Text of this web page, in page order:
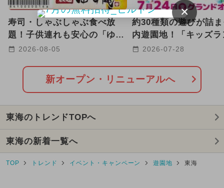
きかんしゃトーマス
2024年10月のイベント
2026年11月のイベント
2024年11月のイベント
2025年1月のイベント
2025年3月のイベント
2025年4月のイベント
寿司・しゃぶしゃぶ食べ放
題！子供連れも安心の「ゆず
庵 名古屋山王店」が新オー
2026-08-05
約30種類の遊びが詰
内遊園地！「キッズラ
US岐阜各務原店」が
2026-07-28
新オープン・リニューアルへ
東海のトレンドTOPへ
東海の新着一覧へ
TOP トレンド イベント・キャンペーン 遊園地 東海
×